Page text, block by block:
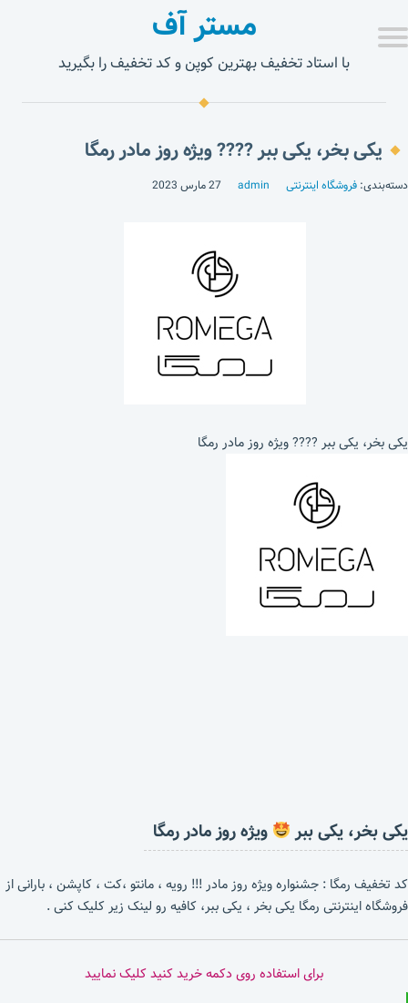
مستر آف
با استاد تخفیف بهترین کوپن و کد تخفیف را بگیرید
یکی بخر، یکی ببر ???? ویژه روز مادر رمگا
دسته‌بندی: فروشگاه اینترنتی admin 27 مارس 2023
یکی بخر، یکی ببر ???? ویژه روز مادر رمگا
یکی بخر، یکی ببر ویژه روز مادر رمگا
کد تخفیف رمگا : جشنواره ویژه روز مادر !!! رویه ، مانتو ،کت ، کاپشن ، بارانی از
فروشگاه اینترنتی رمگا یکی بخر ، یکی ببر، کافیه رو لینک زیر کلیک کنی .
برای استفاده روی دکمه خرید کنید کلیک نمایید